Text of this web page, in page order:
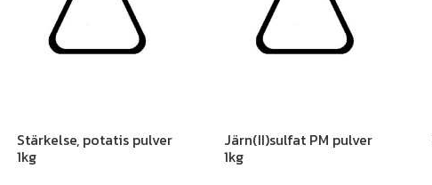
Stärkelse, potatis pulver
1kg
Järn(II)sulfat PM pulver
1kg